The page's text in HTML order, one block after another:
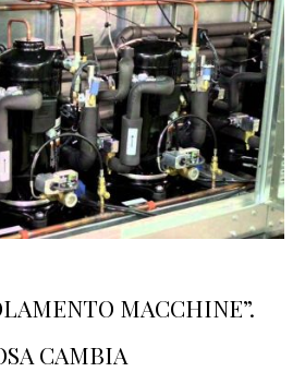
MACCHINE”.
CAMBIA